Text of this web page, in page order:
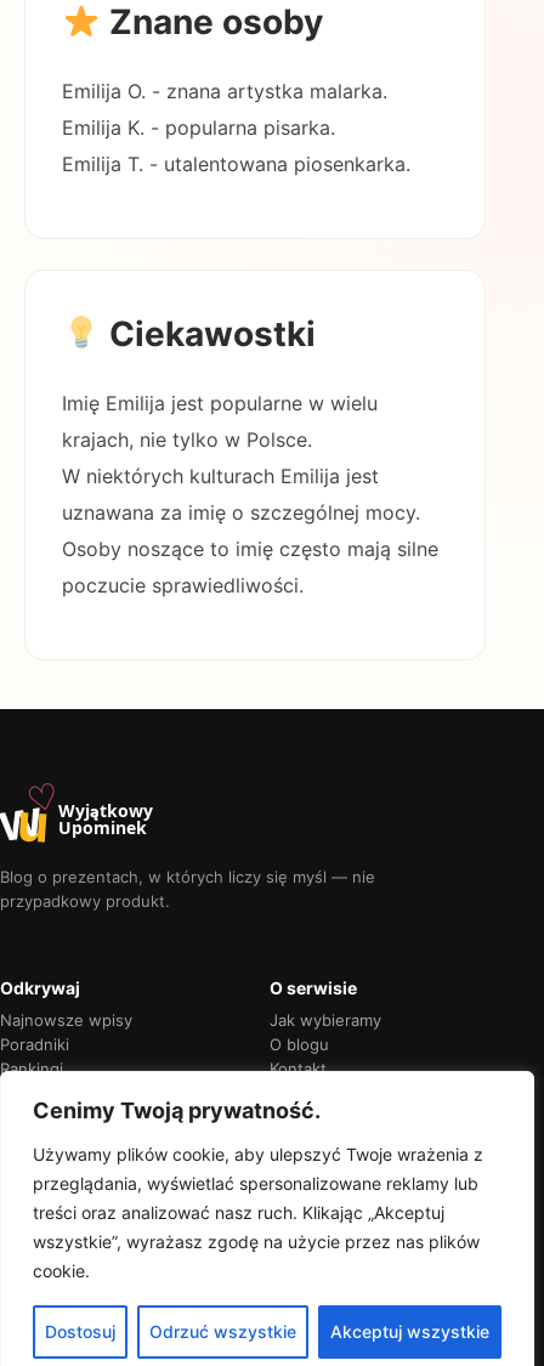
Cenimy Twoją prywatność.
Używamy plików cookie, aby ulepszyć Twoje wrażenia z
przeglądania, wyświetlać spersonalizowane reklamy lub
treści oraz analizować nasz ruch. Klikając „Akceptuj
wszystkie”, wyrażasz zgodę na użycie przez nas plików
cookie.
Dostosuj Odrzuć wszystkie Akceptuj wszystkie
Znane osoby
Emilija O. - znana artystka malarka.
Emilija K. - popularna pisarka.
Emilija T. - utalentowana piosenkarka.
Ciekawostki
Imię Emilija jest popularne w wielu
krajach, nie tylko w Polsce.
W niektórych kulturach Emilija jest
uznawana za imię o szczególnej mocy.
Osoby noszące to imię często mają silne
poczucie sprawiedliwości.
u♡Wyjątkowy
Upominek
Blog o prezentach, w których liczy się myśl — nie
przypadkowy produkt.
Odkrywaj
Najnowsze wpisy
Poradniki
Rankingi
O serwisie
Jak wybieramy
O blogu
Kontakt
Przejrzyste rekomendacje
zawsze oznaczymy je wprost.